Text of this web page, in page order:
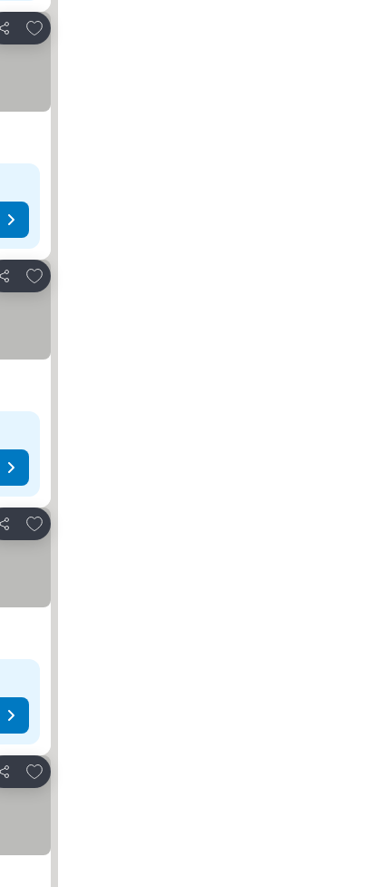
Κοινοποίηση
Προσθήκη στα αγαπημένα
Κοινοποίηση
Προσθήκη στα αγαπημένα
Κοινοποίηση
Προσθήκη στα αγαπημένα
Κοινοποίηση
Προσθήκη στα αγαπημένα